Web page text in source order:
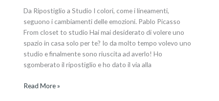
Da Ripostiglio a Studio I colori, come i lineamenti,
seguono i cambiamenti delle emozioni. Pablo Picasso
From closet to studio Hai mai desiderato di volere uno
spazio in casa solo per te? Io da molto tempo volevo uno
studio e finalmente sono riuscita ad averlo! Ho
sgomberato il ripostiglio e ho dato il via alla
Read More »